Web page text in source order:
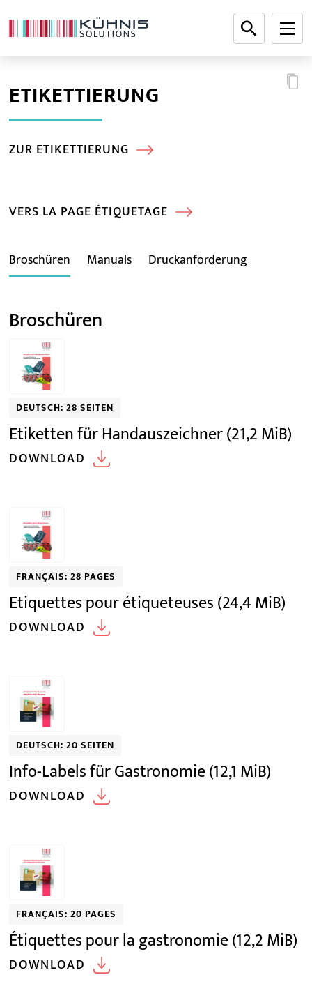
ETIKETTIERUNG
ZUR ETIKETTIERUNG
VERS LA PAGE ÉTIQUETAGE
Broschüren Manuals Druckanforderung
Broschüren
DEUTSCH: 28 SEITEN
Etiketten für Handauszeichner(21,2 MiB)
DOWNLOAD
FRANÇAIS: 28 PAGES
Etiquettes pour étiqueteuses(24,4 MiB)
DOWNLOAD
DEUTSCH: 20 SEITEN
Info-Labels für Gastronomie(12,1 MiB)
DOWNLOAD
FRANÇAIS: 20 PAGES
Étiquettes pour la gastronomie(12,2 MiB)
DOWNLOAD